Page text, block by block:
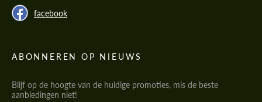
facebook
ABONNEREN OP NIEUWS
Blijf op de hoogte van de huidige promoties, mis de beste
aanbiedingen niet!